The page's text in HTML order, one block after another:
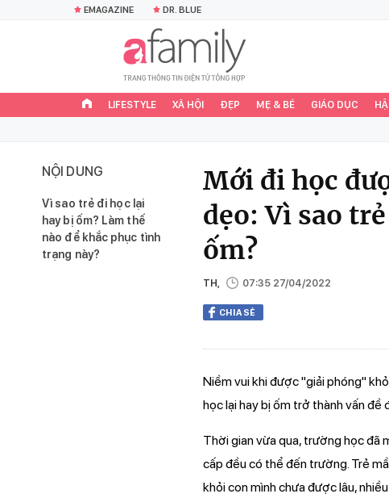
EMAGAZINE DR. BLUE
LIFESTYLE XÃ HỘI ĐẸP MẸ & BÉ GIÁO DỤC
NỘI DUNG
Vì sao trẻ đi học lại
hay bị ốm? Làm thế
nào để khắc phục tình
trạng này?
Mới đi học
dẹo: Vì sao
ốm?
TH, 07:35 27/04/2022
CHIA SẺ
Niềm vui khi được "giải phóng"
học lại hay bị ốm trở thành vấn đề
Thời gian vừa qua, trường học đã
cấp đều có thể đến trường. Trẻ
khỏi con mình chưa được lâu,